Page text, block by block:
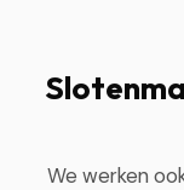
We werken